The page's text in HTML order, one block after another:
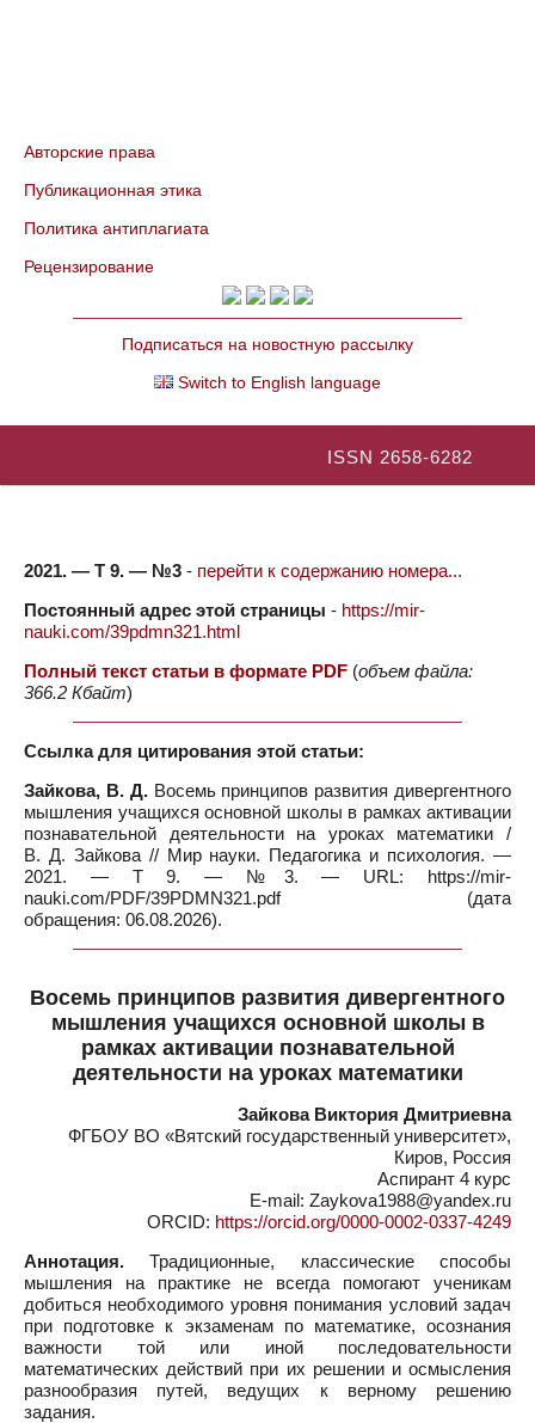
Авторские права
Публикационная этика
Политика антиплагиата
Рецензирование
Подписаться на новостную рассылку
Switch to English language
ISSN 2658-6282
2021. — Т 9. — №3 - перейти к содержанию номера...
Постоянный адрес этой страницы - https://mir-
nauki.com/39pdmn321.html
Полный текст статьи в формате PDF (объем файла:
366.2 Кбайт)
Ссылка для цитирования этой статьи:
Зайкова, В. Д.Восемь принципов развития дивергентного
мышления учащихся основной школы в рамках активации
познавательной деятельности на уроках математики /
В. Д. Зайкова // Мир науки. Педагогика и психология. —
2021. — Т 9. — №3. — URL: https://mir-
nauki.com/PDF/39PDMN321.pdf (дата
обращения: 06.08.2026).
Восемь принципов развития дивергентного
мышления учащихся основной школы в
рамках активации познавательной
деятельности на уроках математики
Зайкова Виктория Дмитриевна
ФГБОУ ВО «Вятский государственный университет»,
Киров, Россия
Аспирант 4 курс
E-mail: Zaykova1988@yandex.ru
ORCID: https://orcid.org/0000-0002-0337-4249
Аннотация. Традиционные, классические способы
мышления на практике не всегда помогают ученикам
добиться необходимого уровня понимания условий задач
при подготовке к экзаменам по математике, осознания
важности той или иной последовательности
математических действий при их решении и осмысления
разнообразия путей, ведущих к верному решению
задания.